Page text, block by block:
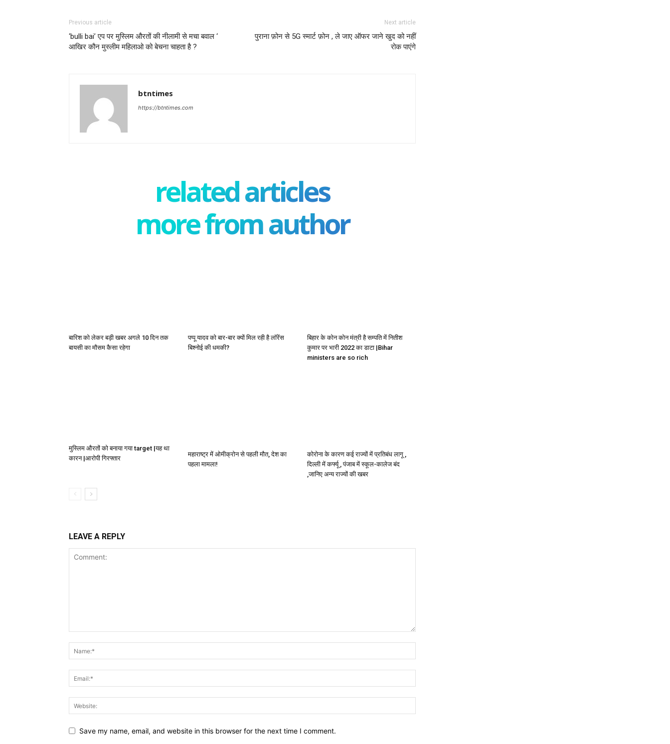
Previous article
‘bulli bai’ एप पर मुस्लिम औरतों की नीलामी से मचा बवाल ‘
आखिर कौन मुस्लीम महिलाओ को बेचना चाहता है ?
Next article
पुराना फ़ोन से 5G स्मार्ट फ़ोन , ले जाए ऑफर जाने खुद को नहीं
रोक पाएंगे
btntimes
https://btntimes.com
related articles
more from author
बारिश को लेकर बड़ी खबर अगले 10 दिन तक
बायसी का मौसम कैसा रहेगा
पप्पू यादव को बार-बार क्यों मिल रही है लॉरेंस
बिश्नोई की धमकी?
बिहार के कोन कोन मंत्री है सम्पति में नितीश
कुमार पर भारी 2022 का डाटा |Bihar
ministers are so rich
मुस्लिम औरतों को बनाया गया target |यह था
कारन |आरोपी गिरफ्तार
महाराष्ट्र में ओमीक्रोन से पहली मौत, देश का
पहला मामला!
कोरोना के कारण कई राज्यों में प्रतिबंध लागू ,
दिल्ली में कर्फ्यू , पंजाब में स्कूल-कालेज बंद
,जानिए अन्य राज्यों की खबर
LEAVE A REPLY
Save my name, email, and website in this browser for the next time I comment.